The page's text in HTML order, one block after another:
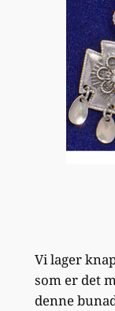
Vi lager
som er det
denne